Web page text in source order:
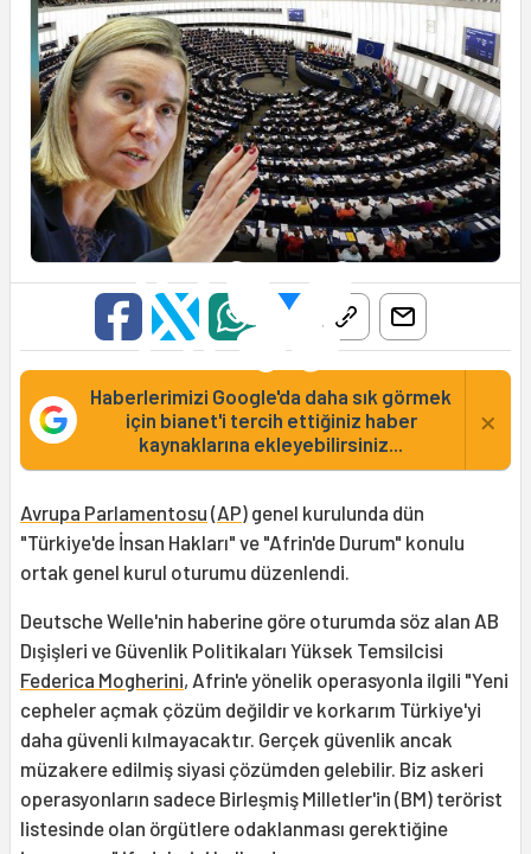
Haberlerimizi Google'da daha sık görmek
için bianet'i tercih ettiğiniz haber
kaynaklarına ekleyebilirsiniz...
×
Avrupa Parlamentosu (AP) genel kurulunda dün
"Türkiye'de İnsan Hakları" ve "Afrin'de Durum" konulu
ortak genel kurul oturumu düzenlendi.
Deutsche Welle'nin haberine göre oturumda söz alan AB
Dışişleri ve Güvenlik Politikaları Yüksek Temsilcisi
Federica Mogherini, Afrin'e yönelik operasyonla ilgili "Yeni
cepheler açmak çözüm değildir ve korkarım Türkiye'yi
daha güvenli kılmayacaktır. Gerçek güvenlik ancak
müzakere edilmiş siyasi çözümden gelebilir. Biz askeri
operasyonların sadece Birleşmiş Milletler'in (BM) terörist
listesinde olan örgütlere odaklanması gerektiğine